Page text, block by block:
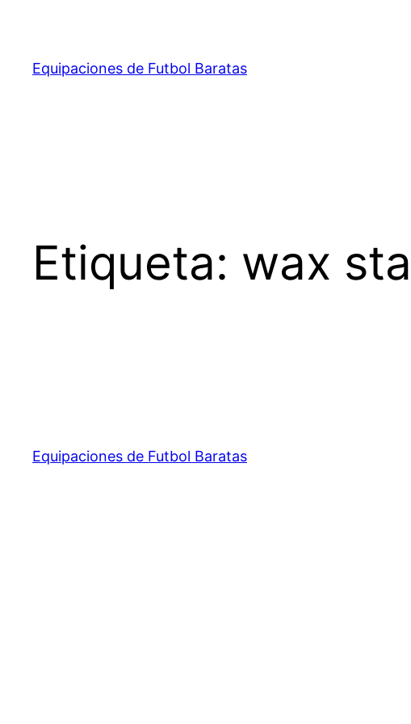
contenido
Equipaciones de Futbol Baratas
Etiqueta: wax
Equipaciones de Futbol Baratas